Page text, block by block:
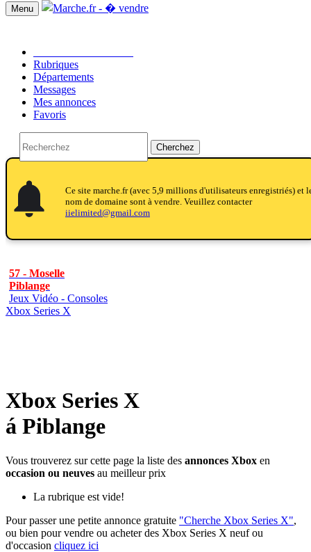
Menu
Rubriques
Départements
Messages
Mes annonces
Favoris
Cherchez
notifications
notifications
Ce site marche.fr (avec 5,9 millions d'utilisateurs enregistriés) et
nom de domaine sont à vendre. Veuillez contacter
iielimited@gmail.com
57 - Moselle
Piblange
Jeux Vidéo - Consoles
Xbox Series X
Xbox Series X
á Piblange
Vous trouverez sur cette page la liste des annonces Xbox en
occasion ou neuves au meilleur prix
La rubrique est vide!
Pour passer une petite annonce gratuite "Cherche Xbox Series X",
ou bien pour vendre ou acheter des Xbox Series X neuf ou
d'occasion cliquez ici